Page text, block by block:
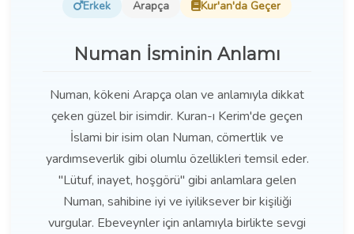
Erkek Arapça Kur'an'da Geçer
Numan İsminin Anlamı
Numan, kökeni Arapça olan ve anlamıyla dikkat
çeken güzel bir isimdir. Kuran-ı Kerim'de geçen
İslami bir isim olan Numan, cömertlik ve
yardımseverlik gibi olumlu özellikleri temsil eder.
"Lütuf, inayet, hoşgörü" gibi anlamlara gelen
Numan, sahibine iyi ve iyiliksever bir kişiliği
vurgular. Ebeveynler için anlamıyla birlikte sevgi